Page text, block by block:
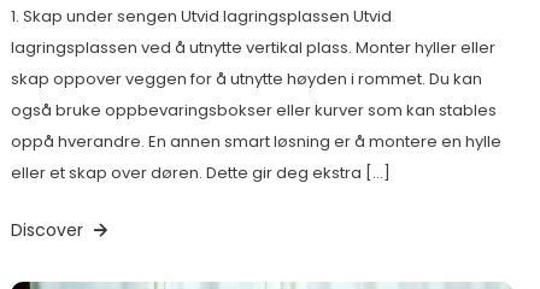
1. Skap under sengen Utvid lagringsplassen Utvid
lagringsplassen ved å utnytte vertikal plass. Monter hyller eller
skap oppover veggen for å utnytte høyden i rommet. Du kan
også bruke oppbevaringsbokser eller kurver som kan stables
oppå hverandre. En annen smart løsning er å montere en hylle
eller et skap over døren. Dette gir deg ekstra […]
Discover